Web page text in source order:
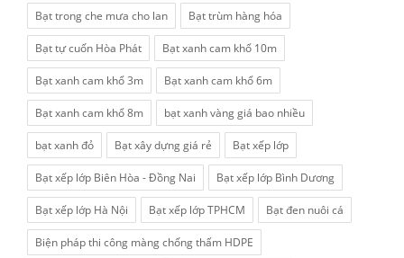
Bạt trong che mưa cho lan Bạt trùm hàng hóa
Bạt tự cuốn Hòa Phát Bạt xanh cam khổ 10m
Bạt xanh cam khổ 3m Bạt xanh cam khổ 6m
Bạt xanh cam khổ 8m bạt xanh vàng giá bao nhiều
bạt xanh đỏ Bạt xây dựng giá rẻ Bạt xếp lớp
Bạt xếp lớp Biên Hòa - Đồng Nai Bạt xếp lớp Bình Dương
Bạt xếp lớp Hà Nội Bạt xếp lớp TPHCM Bạt đen nuôi cá
Biện pháp thi công màng chống thấm HDPE